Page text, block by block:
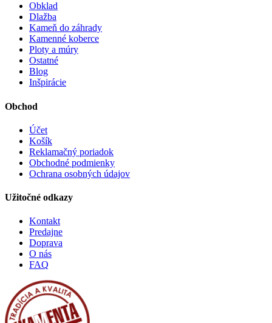
Obklad
Dlažba
Kameň do záhrady
Kamenné koberce
Ploty a múry
Ostatné
Blog
Inšpirácie
Obchod
Účet
Košík
Reklamačný poriadok
Obchodné podmienky
Ochrana osobných údajov
Užitočné odkazy
Kontakt
Predajne
Doprava
O nás
FAQ